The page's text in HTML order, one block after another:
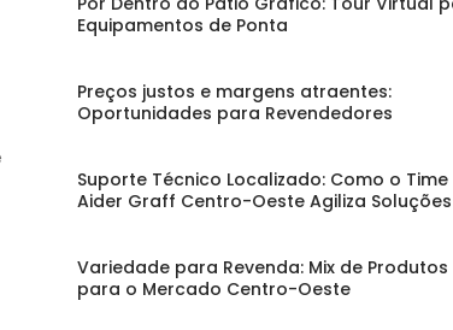
Equipamentos de Ponta
Preços justos e margens atraentes:
Oportunidades para Revendedores
Suporte Técnico Localizado: Como o Time
Aider Graff Centro-Oeste Agiliza Soluções
Variedade para Revenda: Mix de Produtos
para o Mercado Centro-Oeste